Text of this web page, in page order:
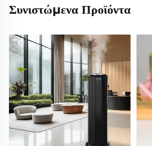
Συνιστώμενα Προϊόντα